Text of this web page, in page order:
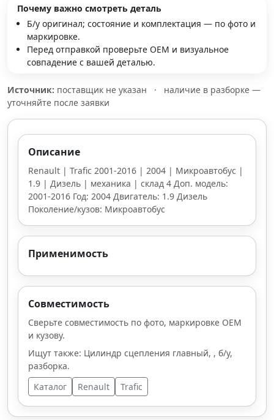
Почему важно смотреть деталь
Б/у оригинал; состояние и комплектация — по фото и
маркировке.
Перед отправкой проверьте OEM и визуальное
совпадение с вашей деталью.
Источник: поставщик не указан ·
наличие в разборке —
уточняйте после заявки
Описание
Renault | Trafic 2001-2016 | 2004 | Микроавтобус |
1.9 | Дизель | механика | склад 4 Доп. модель:
2001-2016 Год: 2004 Двигатель: 1.9 Дизель
Поколение/кузов: Микроавтобус
Применимость
Совместимость
Сверьте совместимость по фото, маркировке OEM
и кузову.
Ищут также: Цилиндр сцепления главный, , б/у,
разборка.
Каталог
Renault Trafic